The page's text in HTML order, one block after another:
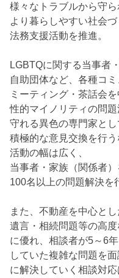
様々なトラブルから守ら
より暮らしやすい社会
法務支援活動を推進。
LGBTQに関する当事者
自助団体など、各種コ
ミーティング・茶話会を
性的マイノリティの問
守れる異色の専門家とし
積極的な意見交換を行
活動の幅は広く、
当事者・家族（関係者）
100名以上の問題解決を
また、不動産を中心と
遺言・相続問題等の高
に優れ、相談者が5～6
していた複雑な問題を
に解決していく相談対応